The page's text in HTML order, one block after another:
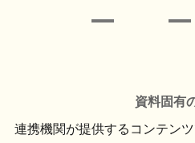
資料固有
連携機関が提供するコンテンツ